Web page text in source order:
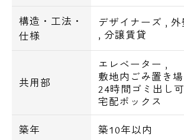
ペット可、インターネット無料
の設備が整います！
分譲賃貸の為、お部屋によって
異なる場合が御座います。
オートロック､TVモニター付イ
ン､防犯カメラ､エレベーター､
構造・工法・
仕様
デザイナーズ ,
, 分譲賃貸
共用部
エレベーター ,
敷地内ごみ置き場
24時間ゴミ出し可
宅配ボックス
築年 築10年以内